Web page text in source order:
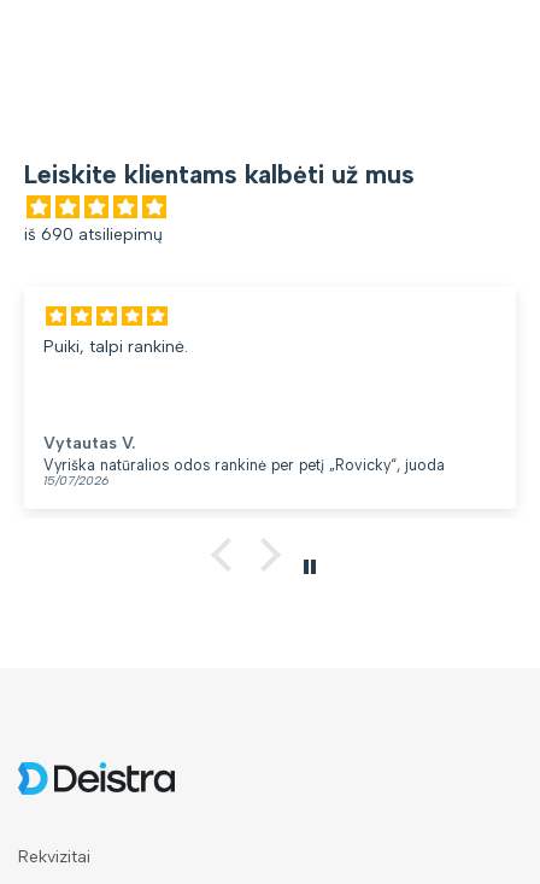
Leiskite klientams kalbėti už mus
iš 690 atsiliepimų
talpi rankinė.
V.
natūralios odos rankinė per petį „Rovicky“, juoda
Rekvizitai